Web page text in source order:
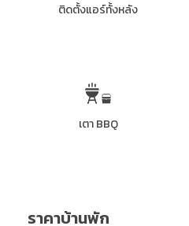
ติดตั้งแอร์ทั้งหลัง
เตา BBQ
ราคาบ้านพัก